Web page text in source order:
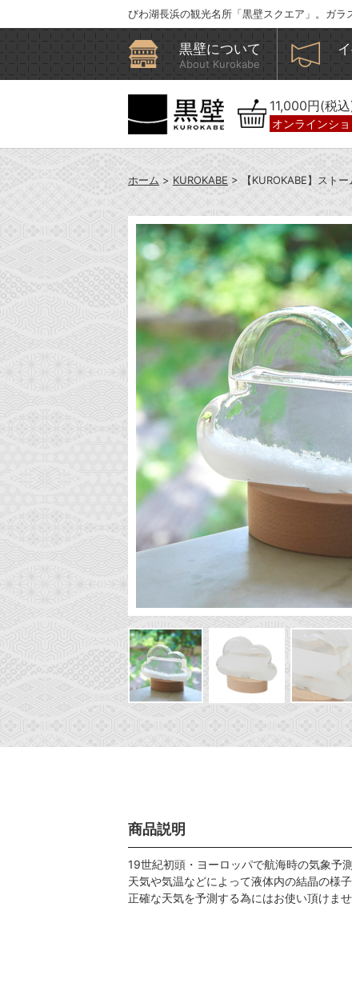
びわ湖長浜の観光名所「黒壁スクエア」。ガラ
黒壁について
About Kurokabe
11,000円(税
オンラインシ
ホーム > KUROKABE > 【KUROKABE】ストー
商品説明
19世紀初頭・ヨーロッパで航海時の気象予
天気や気温などによって液体内の結晶の様
正確な天気を予測する為にはお使い頂けま